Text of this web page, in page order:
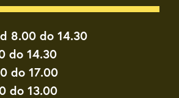
8.00 do 14.30
do 14.30
do 17.00
do 13.00